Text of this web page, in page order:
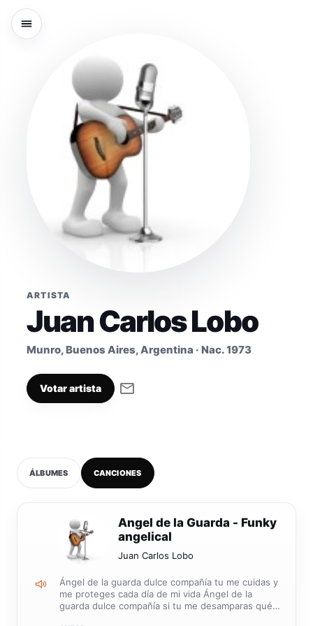
ARTISTA
Juan Carlos Lobo
Munro, Buenos Aires, Argentina · Nac. 1973
Votar artista
ÁLBUMES CANCIONES
Angel de la Guarda - Funky
angelical
Juan Carlos Lobo
Ángel de la guarda dulce compañía tu me cuidas y
me proteges cada día de mi vida Ángel de la
guarda dulce compañía si tu me desamparas qué